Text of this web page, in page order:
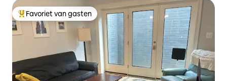
Topfavoriet van gasten
Favoriet van gasten